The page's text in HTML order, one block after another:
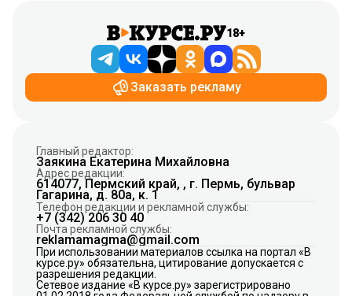
18+
Заказать рекламу
Главный редактор:
Заякина Екатерина Михайловна
Адрес редакции:
614077, Пермский край, , г. Пермь, бульвар
Гагарина, д. 80а, к. 1
Телефон редакции и рекламной службы:
+7 (342) 206 30 40
Почта рекламной службы:
reklamamagma@gmail.com
При использовании материалов ссылка на портал «В
курсе.ру» обязательна, цитирование допускается с
разрешения редакции.
Сетевое издание «В курсе.ру» зарегистрировано